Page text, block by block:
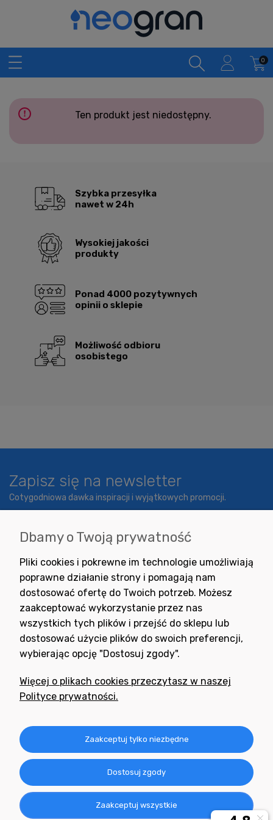
Ten produkt jest niedostępny.
Szybka przesyłka
nawet w 24h
Wysokiej jakości
produkty
Ponad 4000 pozytywnych
opinii o sklepie
Możliwość odbioru
osobistego
Zapisz się na newsletter
Cotygodniowa dawka inspiracji i wyjątkowych promocji.
Wyrażam zgodę na otrzymywanie newslettera z inspiracjami,
nowościami i promocjami.
Potrzebujesz pomocy
+48 791 806 804
Informacje
Obsługa zamówień
O nas
Dbamy o Twoją prywatność
Pliki cookies i pokrewne im technologie umożliwiają
poprawne działanie strony i pomagają nam
dostosować ofertę do Twoich potrzeb. Możesz
zaakceptować wykorzystanie przez nas
wszystkich tych plików i przejść do sklepu lub
dostosować użycie plików do swoich preferencji,
wybierając opcję "Dostosuj zgody".
Więcej o plikach cookies przeczytasz w naszej
Polityce prywatności.
Zaakceptuj tylko niezbędne
Dostosuj zgody
Zaakceptuj wszystkie